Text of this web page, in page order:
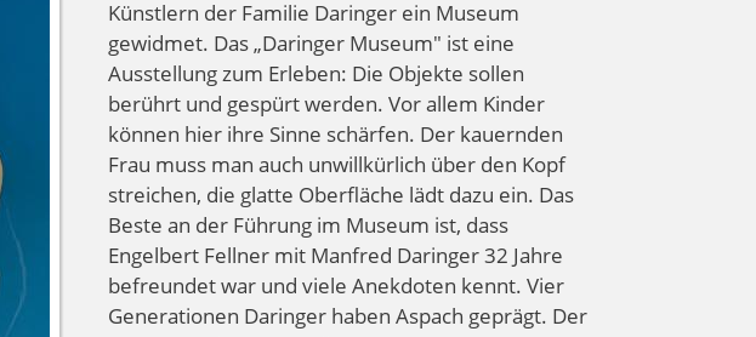
Künstlern der Familie Daringer ein Museum
gewidmet. Das „Daringer Museum" ist eine
Ausstellung zum Erleben: Die Objekte sollen
berührt und gespürt werden. Vor allem Kinder
können hier ihre Sinne schärfen. Der kauernden
Frau muss man auch unwillkürlich über den Kopf
streichen, die glatte Oberfläche lädt dazu ein. Das
Beste an der Führung im Museum ist, dass
Engelbert Fellner mit Manfred Daringer 32 Jahre
befreundet war und viele Anekdoten kennt. Vier
Generationen Daringer haben Aspach geprägt. Der